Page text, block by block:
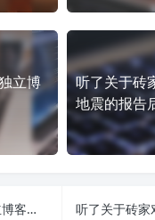
立博
听了关于砖
地震的报告
女生应该找个有独立博客的男朋友